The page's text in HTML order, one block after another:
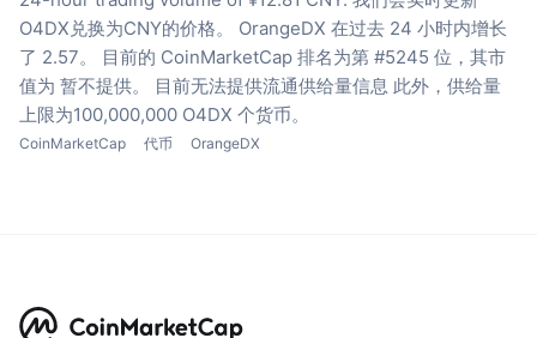
O4DX兑换为CNY的价格。
OrangeDX 在过去 24 小时内增长
了 2.57。
目前的 CoinMarketCap 排名为第 #5245 位，其市
值为 暂不提供。
目前无法提供流通供给量信息 此外，供给量
上限为100,000,000 O4DX 个货币。
CoinMarketCap 代币 OrangeDX